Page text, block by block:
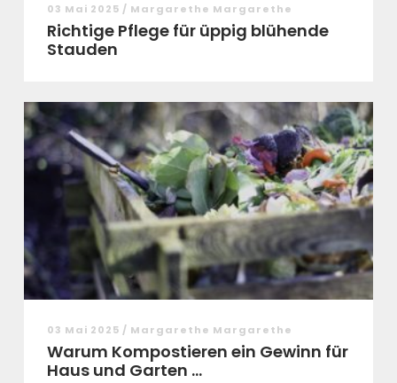
03 Mai 2025 / Margarethe Margarethe
Richtige Pflege für üppig blühende
Stauden
03 Mai 2025 / Margarethe Margarethe
Warum Kompostieren ein Gewinn für
Haus und Garten ...